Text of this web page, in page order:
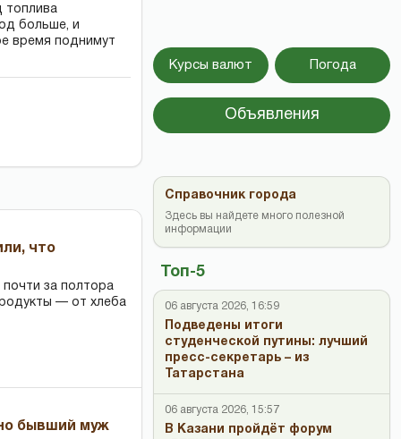
топлива
больше, и
время поднимут
что
почти за полтора
— от хлеба
бывший муж
Курсы валют Погода
Объявления
Топ-5
06 августа 2026, 16:59
Подведены итоги
студенческой путины: лучший
пресс-секретарь – из
Татарстана
06 августа 2026, 15:57
В Казани пройдёт форум
Справочник города
Здесь вы найдете много полезной
информации